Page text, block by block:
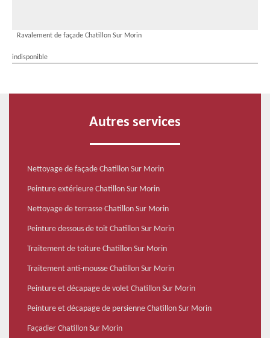
Ravalement de façade Chatillon Sur Morin
indisponible
Autres services
Nettoyage de façade Chatillon Sur Morin
Peinture extérieure Chatillon Sur Morin
Nettoyage de terrasse Chatillon Sur Morin
Peinture dessous de toit Chatillon Sur Morin
Traitement de toiture Chatillon Sur Morin
Traitement anti-mousse Chatillon Sur Morin
Peinture et décapage de volet Chatillon Sur Morin
Peinture et décapage de persienne Chatillon Sur Morin
Façadier Chatillon Sur Morin